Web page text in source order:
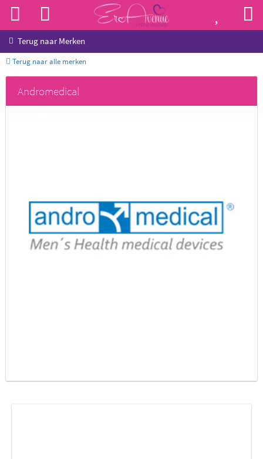
Terug naarMerken
Terug naar alle merken
Andromedical